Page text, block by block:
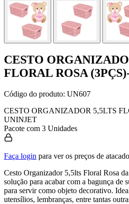
CESTO
FLORAL ROSA
Código do produto: UN607
CESTO ORGANIZADOR 5,5LTS
UNINJET
Pacote com 3 Unidades
Faça login para ver os preços de
Cesto Organizador 5,5lts Floral Rosa
solução para acabar com a bagunça de
para servir como objeto decorativo.
utensílios, lembranças, entre tantas